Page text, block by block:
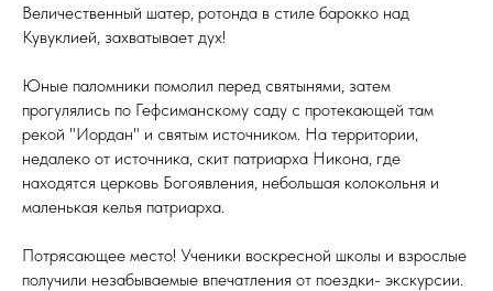
Величественный шатер, ротонда в стиле барокко над
Кувуклией, захватывает дух!
Юные паломники помолил перед святынями, затем
прогулялись по Гефсиманскому саду с протекающей там
рекой "Иордан" и святым источником. На территории,
недалеко от источника, скит патриарха Никона, где
находятся церковь Богоявления, небольшая колокольня и
маленькая келья патриарха.
Потрясающее место! Ученики воскресной школы и взрослые
получили незабываемые впечатления от поездки- экскурсии.